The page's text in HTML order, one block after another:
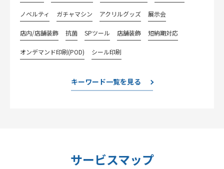
ノベルティ ガチャマシン アクリルグッズ 展示会
店内/店舗装飾 抗菌 SPツール 店舗装飾 短納期対応
オンデマンド印刷(POD) シール印刷
キーワード一覧を見る
サービスマップ